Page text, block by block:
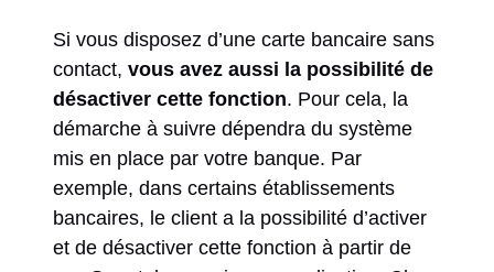
Si vous disposez d’une carte bancaire sans
contact, vous avez aussi la possibilité de
désactiver cette fonction. Pour cela, la
démarche à suivre dépendra du système
mis en place par votre banque. Par
exemple, dans certains établissements
bancaires, le client a la possibilité d’activer
et de désactiver cette fonction à partir de